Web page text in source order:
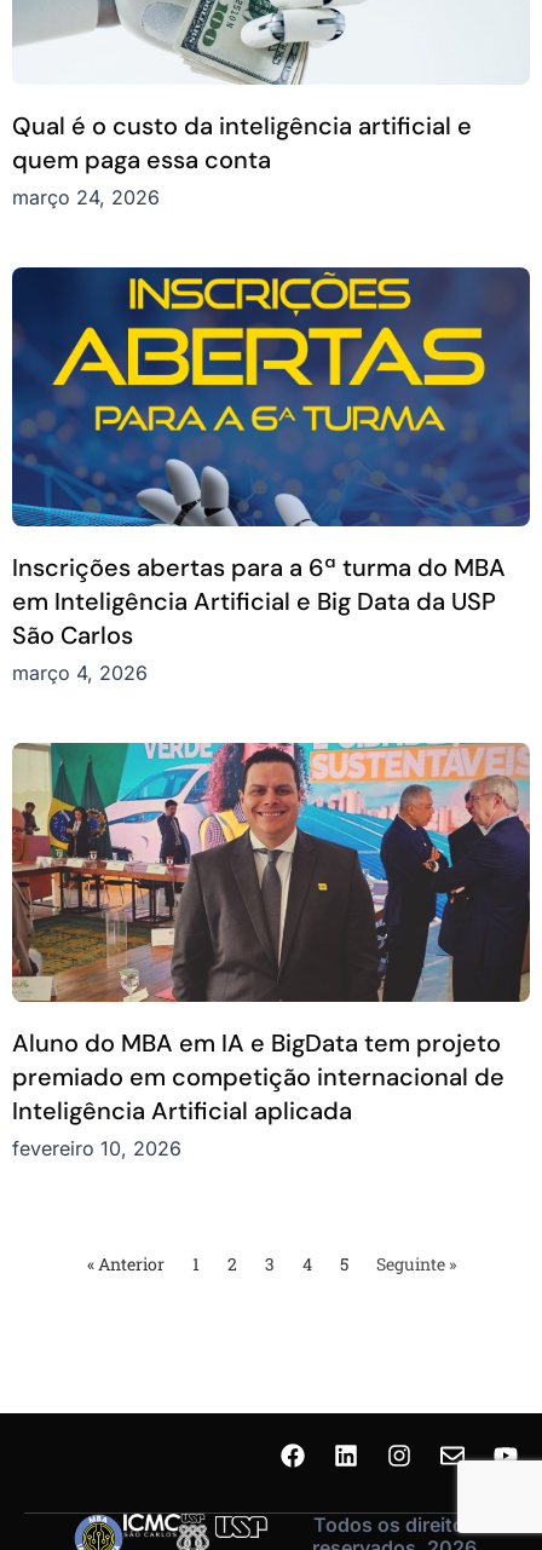
Qual é o custo da inteligência artificial e
quem paga essa conta
março 24, 2026
Inscrições abertas para a 6ª turma do MBA
em Inteligência Artificial e Big Data da USP
São Carlos
março 4, 2026
Aluno do MBA em IA e BigData tem projeto
premiado em competição internacional de
Inteligência Artificial aplicada
fevereiro 10, 2026
« Anterior 1 2 3 4 5 Seguinte »
Todos os direitos